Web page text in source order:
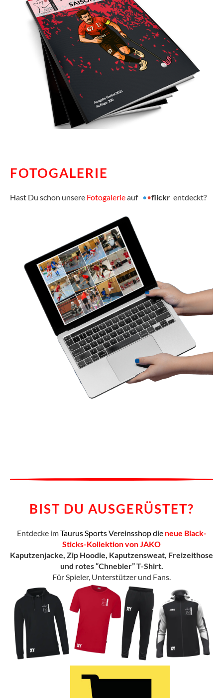
FOTOGALERIE
Hast Du schon unsere Fotogalerieauf ••flickr entdeckt?
BIST DU AUSGERÜSTET?
Entdecke imTaurus Sports Vereinsshop die neue Black-
Sticks-Kollektion von JAKO
Kaputzenjacke, Zip Hoodie, Kaputzensweat, Freizeithose
und rotes “Chnebler” T-Shirt.
Für Spieler, Unterstützer und Fans.